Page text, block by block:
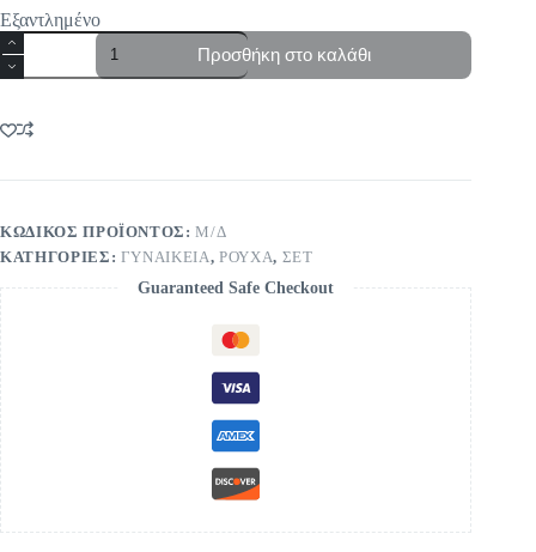
Εξαντλημένο
Αμάνικο
σετ
με
ποσότητα
Προσθήκη στο καλάθι
ΚΩΔΙΚΌΣ ΠΡΟΪΌΝΤΟΣ:Μ/Δ
ΚΑΤΗΓΟΡΊΕΣ: ΓΥΝΑΙΚΕΙΑ, ΡΟΥΧΑ, ΣΕΤ
Guaranteed Safe Checkout